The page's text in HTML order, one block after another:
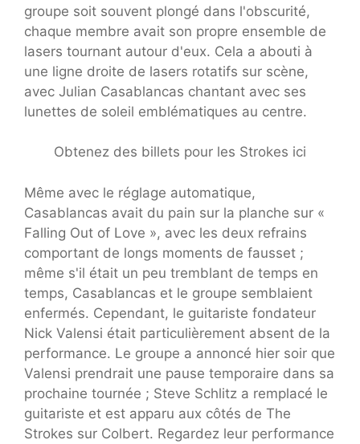
groupe soit souvent plongé dans l'obscurité,
chaque membre avait son propre ensemble de
lasers tournant autour d'eux. Cela a abouti à
une ligne droite de lasers rotatifs sur scène,
avec Julian Casablancas chantant avec ses
lunettes de soleil emblématiques au centre.
Obtenez des billets pour les Strokes ici
Même avec le réglage automatique,
Casablancas avait du pain sur la planche sur «
Falling Out of Love », avec les deux refrains
comportant de longs moments de fausset ;
même s'il était un peu tremblant de temps en
temps, Casablancas et le groupe semblaient
enfermés. Cependant, le guitariste fondateur
Nick Valensi était particulièrement absent de la
performance. Le groupe a annoncé hier soir que
Valensi prendrait une pause temporaire dans sa
prochaine tournée ; Steve Schlitz a remplacé le
guitariste et est apparu aux côtés de The
Strokes sur Colbert. Regardez leur performance